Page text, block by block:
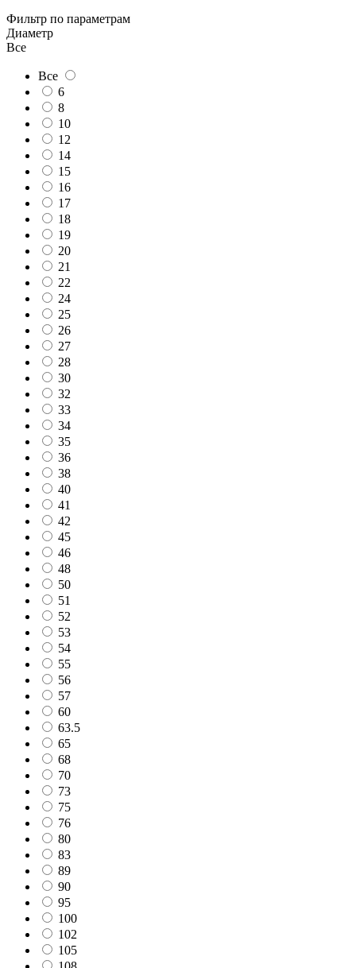
Фильтр по параметрам
Диаметр
Все
Все
6
8
10
12
14
15
16
17
18
19
20
21
22
24
25
26
27
28
30
32
33
34
35
36
38
40
41
42
45
46
48
50
51
52
53
54
55
56
57
60
63.5
65
68
70
73
75
76
80
83
89
90
95
100
102
105